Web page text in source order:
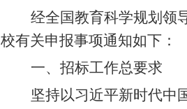
经全国教育科学规划领
校有关申报事项通知如下：
一、招标工作总要求
坚持以习近平新时代中